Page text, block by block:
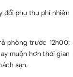
đổi phụ thu phí nhiên
phòng trước 12h00;
muộn hơn thời gian
sạn.